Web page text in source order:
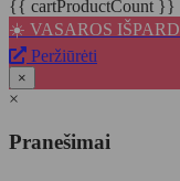
{{ cartProductCount }}
☀️ VASAROS
Peržiūrėti
×
×
Pranešimai